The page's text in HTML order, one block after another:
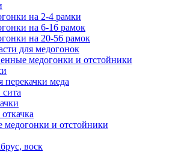
на 2-4 рамки
на 6-16 рамок
на 20-56 рамок
для медогонок
медогонки и отстойники
перекачки меда
медогонки и отстойники
воск